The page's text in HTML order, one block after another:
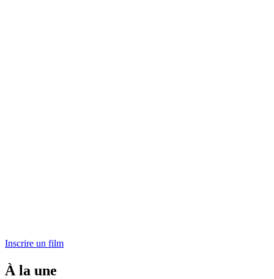
Inscrire un film
À la une